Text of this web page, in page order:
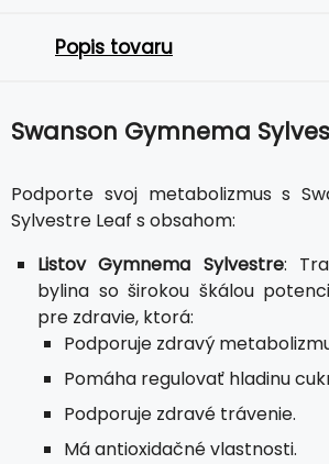
Popis tovaru
Swanson Gymnema
Podporte svoj metabolizmus s
Sylvestre Leaf s obsahom:
Listov Gymnema Sylvestre:
bylina so širokou škálou
pre zdravie, ktorá:
Podporuje zdravý
Pomáha regulovať hladinu
Podporuje zdravé trávenie.
Má antioxidačné vlastnosti.